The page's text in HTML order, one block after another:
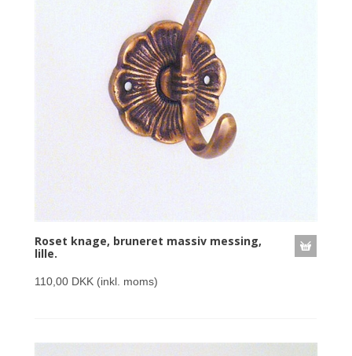
Roset knage, bruneret massiv messing,
lille.
110,00 DKK (inkl. moms)